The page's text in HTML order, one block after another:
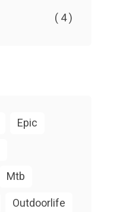
( 4 )
Epic
Mtb
Outdoorlife